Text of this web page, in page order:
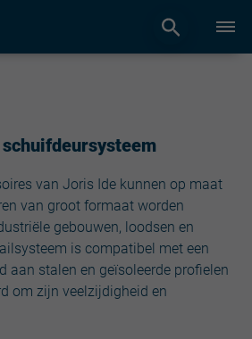
van Joris Ide kunnen op maat
van groot formaat worden
gebouwen, loodsen en
is compatibel met een
aan stalen en geïsoleerde profielen
om zijn veelzijdigheid en